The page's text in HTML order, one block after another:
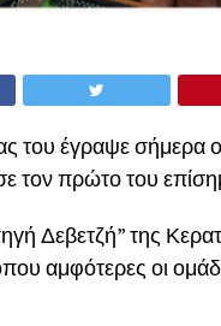
του έγραψε
τον πρώτο του
Δεβετζή” της
αμφότερες οι